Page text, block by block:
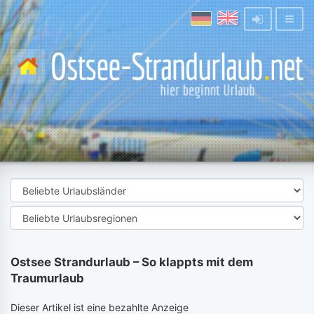
Ostsee Strandurlaub – So klappts mit dem
Traumurlaub
Dieser Artikel ist eine bezahlte Anzeige